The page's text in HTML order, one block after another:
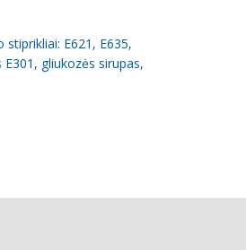
E621, E635,
gliukozės sirupas,